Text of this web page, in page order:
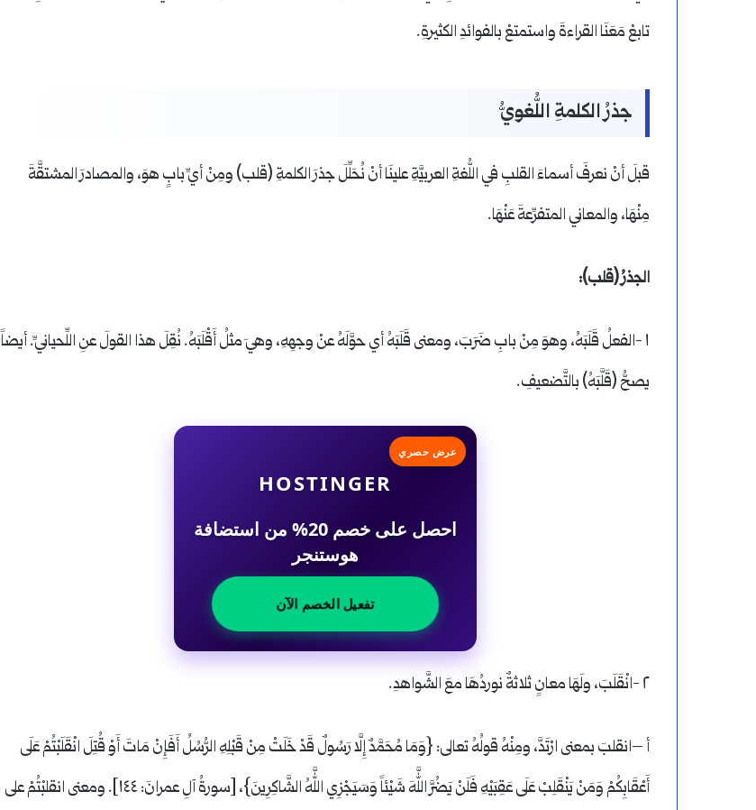
تابعْ مَعَنَا القراءةَ واستمتعْ بالفوائدِ الكثيرةِ.
جذرُ الكلمةِ اللُّغويُّ
قبلَ أنْ نعرفَ أسماءَ القلبِ في اللُّغةِ العربيَّةِ علينَا أنْ نُحَلِّلَ جذرَ الكلمةِ (قلب) ومِنْ أيِّ بابٍ هوَ، والمصادرَ المشتقَّةَ
مِنْهَا، والمعاني المتفرِّعةَ عَنْهَا.
الجذرُ (قلب):
١ -الفعلُ قَلَبَهُ، وهوَ مِنْ بابِ ضَرَبَ، ومعنى قَلَبَهُ أي حوَّلَهُ عنْ وجهِهِ، وهيَ مثلُ أَقْلَبَهُ. نُقِلَ هذا القولَ عنِ اللِّحيانيِّ. أيضاً
يصحُّ (قَلَّبَهُ) بالتَّضعيفِ.
عرض حصري
HOSTINGER
احصل على خصم 20% من استضافة
هوستنجر
تفعيل الخصم الآن
٢ -انْقَلَبَ، ولَهَا معانٍ ثلاثةٌ نوردُهَا معَ الشَّواهدِ.
أ –انقلبَ بمعنى ارْتَدَّ، ومِنْهُ قولُهُ تعالى: {وَمَا مُحَمَّدٌ إِلَّا رَسُولٌ قَدْ خَلَتْ مِنْ قَبْلِهِ الرُّسُلُ أَفَإِنْ مَاتَ أَوْ قُتِلَ انْقَلَبْتُمْ عَلَى
أَعْقَابِكُمْ وَمَنْ يَنْقَلِبْ عَلَى عَقِبَيْهِ فَلَنْ يَضُرَّ اللَّهَ شَيْئاً وَسَيَجْزِي اللَّهُ الشَّاكِرِينَ}، [سورةُ آلِ عمرانَ: ١٤٤]. ومعنى انقلبْتُمْ على